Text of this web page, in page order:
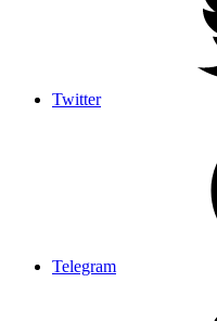
Twitter
Telegram